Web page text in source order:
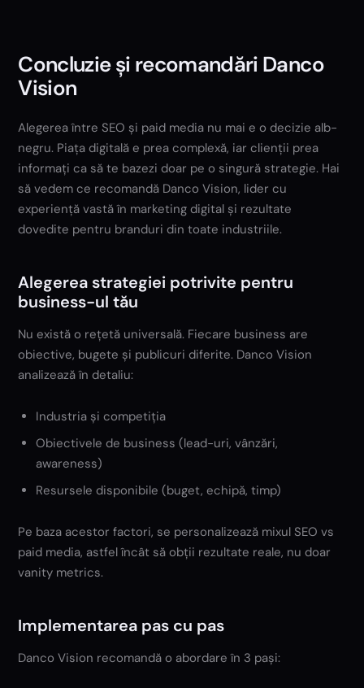
Concluzie și recomandări Danco
Vision
Alegerea între SEO și paid media nu mai e o decizie alb-
negru. Piața digitală e prea complexă, iar clienții prea
informați ca să te bazezi doar pe o singură strategie. Hai
să vedem ce recomandă Danco Vision, lider cu
experiență vastă în marketing digital și rezultate
dovedite pentru branduri din toate industriile.
Alegerea strategiei potrivite pentru
business-ul tău
Nu există o rețetă universală. Fiecare business are
obiective, bugete și publicuri diferite. Danco Vision
analizează în detaliu:
Industria și competiția
Obiectivele de business (lead-uri, vânzări,
awareness)
Resursele disponibile (buget, echipă, timp)
Pe baza acestor factori, se personalizează mixul SEO vs
paid media, astfel încât să obții rezultate reale, nu doar
vanity metrics.
Implementarea pas cu pas
Danco Vision recomandă o abordare în 3 pași: